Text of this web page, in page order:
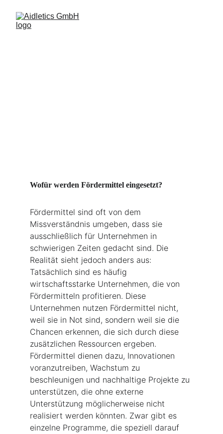
Wofür werden Fördermittel eingesetzt?
Fördermittel sind oft von dem
Missverständnis umgeben, dass sie
ausschließlich für Unternehmen in
schwierigen Zeiten gedacht sind. Die
Realität sieht jedoch anders aus:
Tatsächlich sind es häufig
wirtschaftsstarke Unternehmen, die von
Fördermitteln profitieren. Diese
Unternehmen nutzen Fördermittel nicht,
weil sie in Not sind, sondern weil sie die
Chancen erkennen, die sich durch diese
zusätzlichen Ressourcen ergeben.
Fördermittel dienen dazu, Innovationen
voranzutreiben, Wachstum zu
beschleunigen und nachhaltige Projekte zu
unterstützen, die ohne externe
Unterstützung möglicherweise nicht
realisiert werden könnten. Zwar gibt es
einzelne Programme, die speziell darauf